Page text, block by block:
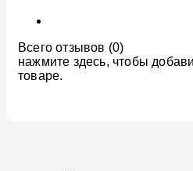
Всего отзывов (0)
нажмите здесь, чтобы
товаре.